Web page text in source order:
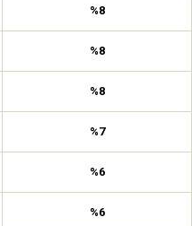
%8
%8
%8
%7
%6
%6